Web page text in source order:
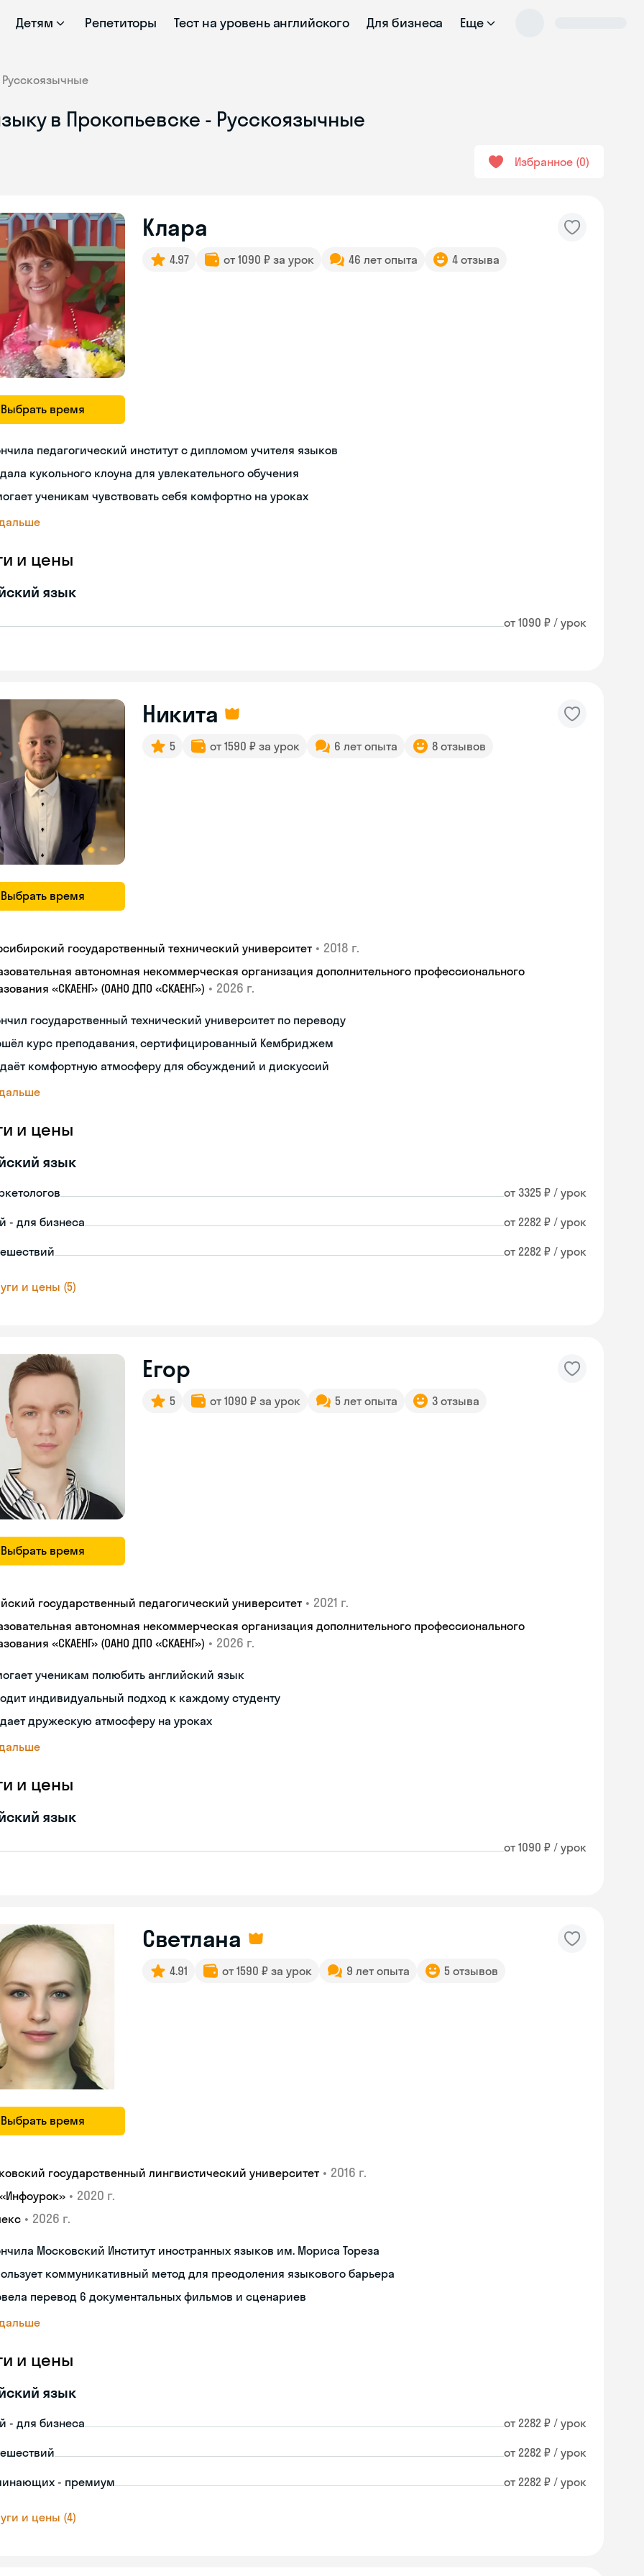
Детям Репетиторы Тест на уровень английского Для бизнеса Еще
Русскоязычные
в Прокопьевске - Русскоязычные
Избранное 0
Выбрать время
Клара
4.97 от 1090 ₽ за урок 46 лет опыта 4 отзыва
педагогический институт с дипломом учителя языков
кукольного клоуна для увлекательного обучения
ученикам чувствовать себя комфортно на уроках
и цены
язык
от 1090 ₽ / урок
Выбрать время
Никита
5 от 1590 ₽ за урок 6 лет опыта 8 отзывов
государственный технический университет • 2018 г.
автономная некоммерческая организация дополнительного профессионального
«СКАЕНГ» (ОАНО ДПО «СКАЕНГ») • 2026 г.
государственный технический университет по переводу
курс преподавания, сертифицированный Кембриджем
комфортную атмосферу для обсуждений и дискуссий
и цены
язык
от 3325 ₽ / урок
- для бизнеса от 2282 ₽ / урок
от 2282 ₽ / урок
и цены (5)
Выбрать время
Егор
5 от 1090 ₽ за урок 5 лет опыта 3 отзыва
государственный педагогический университет • 2021 г.
автономная некоммерческая организация дополнительного профессионального
«СКАЕНГ» (ОАНО ДПО «СКАЕНГ») • 2026 г.
ученикам полюбить английский язык
индивидуальный подход к каждому студенту
дружескую атмосферу на уроках
и цены
язык
от 1090 ₽ / урок
Выбрать время
Светлана
4.91 от 1590 ₽ за урок 9 лет опыта 5 отзывов
государственный лингвистический университет • 2016 г.
• 2020 г.
• 2026 г.
Московский Институт иностранных языков им. Мориса Тореза
коммуникативный метод для преодоления языкового барьера
перевод 6 документальных фильмов и сценариев
и цены
язык
- для бизнеса от 2282 ₽ / урок
от 2282 ₽ / урок
- премиум от 2282 ₽ / урок
и цены (4)